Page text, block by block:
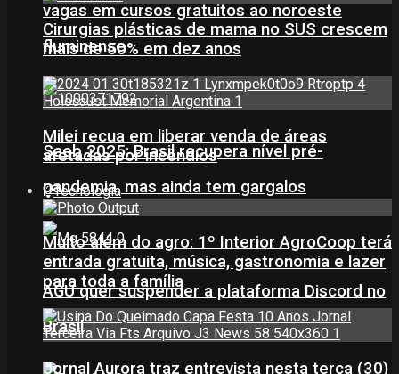
vagas em cursos gratuitos ao noroeste
fluminense
Saeb 2025: Brasil recupera nível pré-
pandemia, mas ainda tem gargalos
AGU quer suspender a plataforma Discord no
Brasil
Cirurgias plásticas de mama no SUS crescem
mais de 50% em dez anos
Milei recua em liberar venda de áreas
afetadas por incêndios
Tecnologia
Muito além do agro: 1º Interior AgroCoop terá
entrada gratuita, música, gastronomia e lazer
para toda a família
Jornal Aurora traz entrevista nesta terça (30)